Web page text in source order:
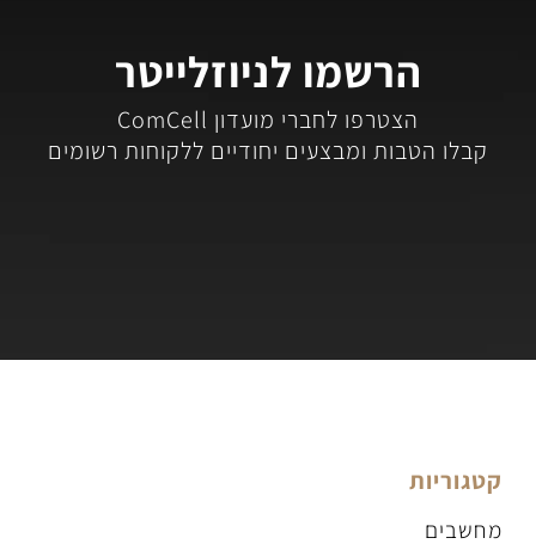
הרשמו לניוזלייטר
הצטרפו לחברי מועדון ComCell
קבלו הטבות ומבצעים יחודיים ללקוחות רשומים